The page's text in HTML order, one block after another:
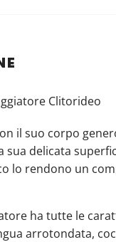
Clitorideo
il suo corpo
sua delicata
lo rendono un
ha tutte le
arrotondata,